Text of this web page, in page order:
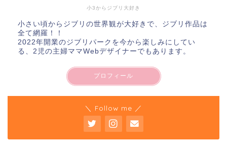
小3からジブリ大好き
小さい頃からジブリの世界観が大好きで、ジブリ作品は
全て網羅！！
2022年開業のジブリパークを今から楽しみにしてい
る、2児の主婦ママWebデザイナーでもあります。
プロフィール
＼ Follow me ／